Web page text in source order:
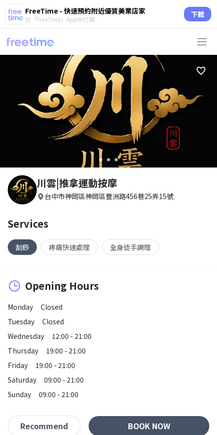
FreeTime - 快速預約附近優質美業店家
在「FreeTime」App中打開 下載
circle circle circle
川雲|推拿運動按摩
台中市神岡區神岡區豐洲路456巷25弄15號
Services
刮痧 疼痛快速處理 全身徒手調理
Opening Hours
Monday
Closed
Tuesday
Closed
Wednesday
12:00 - 21:00
Thursday
19:00 - 21:00
Friday
19:00 - 21:00
Saturday
09:00 - 21:00
Sunday
09:00 - 21:00
Recommend BOOK NOW